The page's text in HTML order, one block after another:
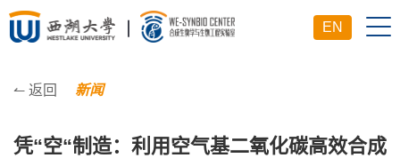
EN
↼ 返回 新闻
凭“空“制造：利用空气基二氧化碳高效合成